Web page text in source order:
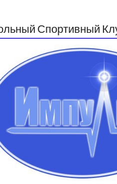
Спортивный